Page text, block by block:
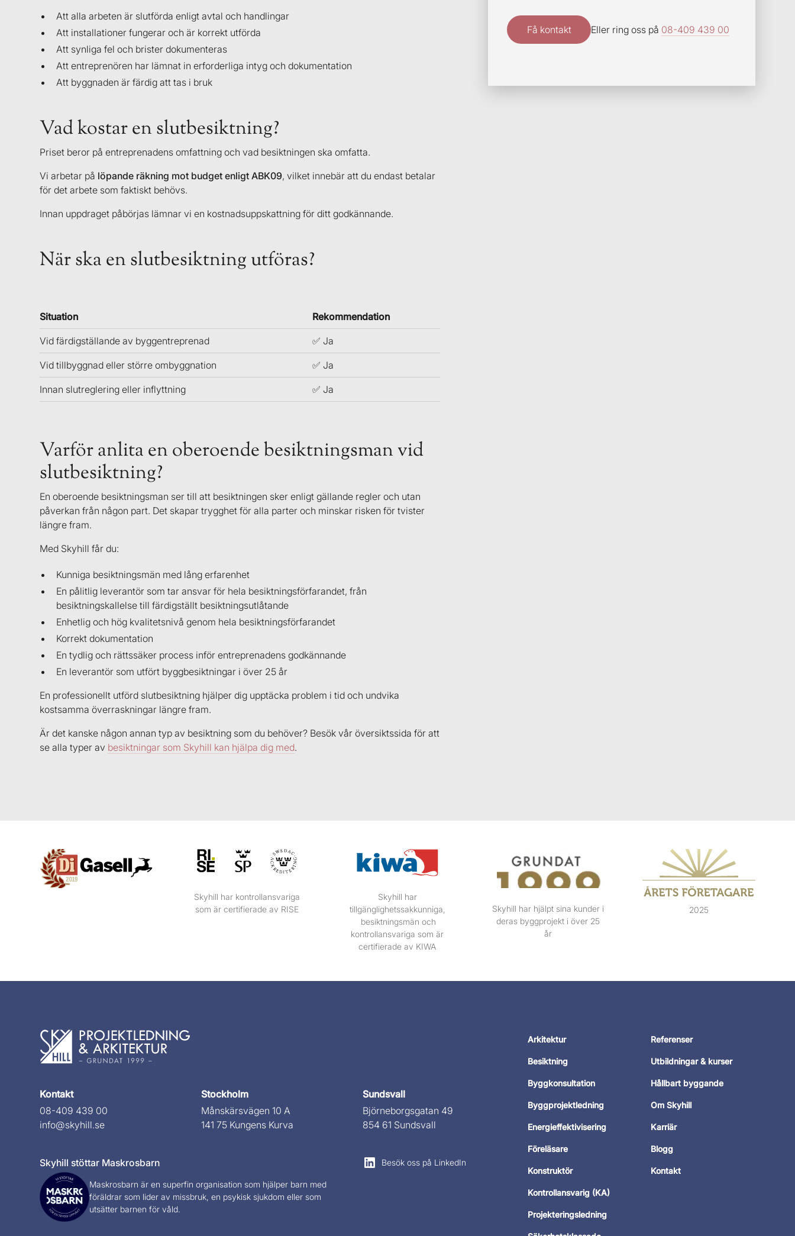
Att alla arbeten är slutförda enligt avtal och handlingar
Att installationer fungerar och är korrekt utförda
Att synliga fel och brister dokumenteras
Att entreprenören har lämnat in erforderliga intyg och dokumentation
Att byggnaden är färdig att tas i bruk
Vad kostar en slutbesiktning?
Priset beror på entreprenadens omfattning och vad besiktningen ska omfatta.
Vi arbetar på löpande räkning mot budget enligt ABK09, vilket innebär att du endast betalar
för det arbete som faktiskt behövs.
Innan uppdraget påbörjas lämnar vi en kostnadsuppskattning för ditt godkännande.
När ska en slutbesiktning utföras?
Situation Rekommendation
Vid färdigställande av byggentreprenad ✅ Ja
Vid tillbyggnad eller större ombyggnation ✅ Ja
Innan slutreglering eller inflyttning ✅ Ja
Varför anlita en oberoende besiktningsman vid
slutbesiktning?
En oberoende besiktningsman ser till att besiktningen sker enligt gällande regler och utan
påverkan från någon part. Det skapar trygghet för alla parter och minskar risken för tvister
längre fram.
Med Skyhill får du:
Kunniga besiktningsmän med lång erfarenhet
En pålitlig leverantör som tar ansvar för hela besiktningsförfarandet, från
besiktningskallelse till färdigställt besiktningsutlåtande
Enhetlig och hög kvalitetsnivå genom hela besiktningsförfarandet
Korrekt dokumentation
En tydlig och rättssäker process inför entreprenadens godkännande
En leverantör som utfört byggbesiktningar i över 25 år
En professionellt utförd slutbesiktning hjälper dig upptäcka problem i tid och undvika
kostsamma överraskningar längre fram.
Är det kanske någon annan typ av besiktning som du behöver? Besök vår översiktssida för att
se alla typer av besiktningar som Skyhill kan hjälpa dig med.
Eller ring oss på 08-409 439 00
Skyhill har kontrollansvariga
som är certifierade av RISE
Skyhill har
tillgänglighetssakkunniga,
besiktningsmän och
kontrollansvariga som är
certifierade av KIWA
Skyhill har hjälpt sina kunder i
deras byggprojekt i över 25
år
2025
Kontakt
08-409 439 00
info@skyhill.se
Stockholm
Månskärsvägen 10 A
141 75 Kungens Kurva
Sundsvall
Björneborgsgatan 49
854 61 Sundsvall
Skyhill stöttar Maskrosbarn
Maskrosbarn är en superfin organisation som hjälper barn med
föräldrar som lider av missbruk, en psykisk sjukdom eller som
utsätter barnen för våld.
Besök oss på LinkedIn
Arkitektur
Besiktning
Byggkonsultation
Byggprojektledning
Energieffektivisering
Föreläsare
Konstruktör
Kontrollansvarig (KA)
Projekteringsledning
Referenser
Utbildningar & kurser
Hållbart byggande
Om Skyhill
Karriär
Blogg
Kontakt